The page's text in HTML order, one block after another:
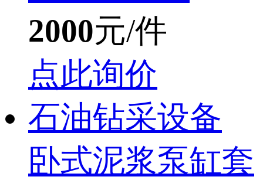
2000元/件
点此询价
石油钻采设备
卧式泥浆泵缸套